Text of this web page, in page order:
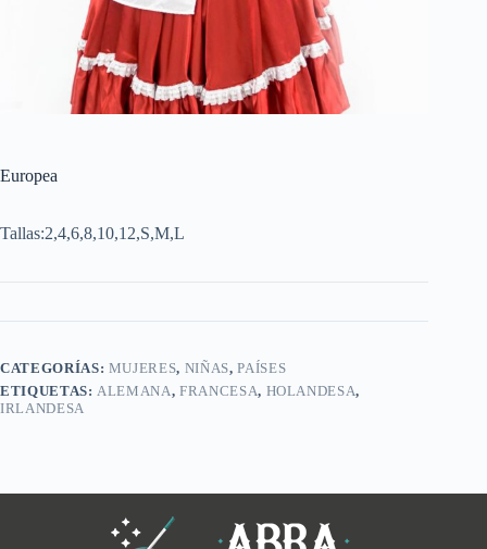
Europea
Tallas:2,4,6,8,10,12,S,M,L
CATEGORÍAS: MUJERES, NIÑAS,PAÍSES
ETIQUETAS: ALEMANA,FRANCESA, HOLANDESA,
IRLANDESA